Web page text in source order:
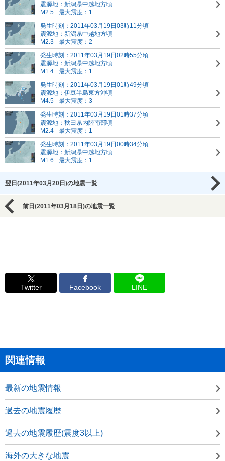
震源地：新潟県中越地方頃
M2.5
最大震度：1
発生時刻：2011年03月19日03時11分頃
震源地：新潟県中越地方頃
M2.3
最大震度：2
発生時刻：2011年03月19日02時55分頃
震源地：新潟県中越地方頃
M1.4
最大震度：1
発生時刻：2011年03月19日01時49分頃
震源地：伊豆半島東方沖頃
M4.5
最大震度：3
発生時刻：2011年03月19日01時37分頃
震源地：秋田県内陸南部頃
M2.4
最大震度：1
発生時刻：2011年03月19日00時34分頃
震源地：新潟県中越地方頃
M1.6
最大震度：1
翌日(2011年03月20日)の地震一覧
前日(2011年03月18日)の地震一覧
Twitter Facebook LINE
関連情報
最新の地震情報
過去の地震履歴
過去の地震履歴(震度3以上)
海外の大きな地震